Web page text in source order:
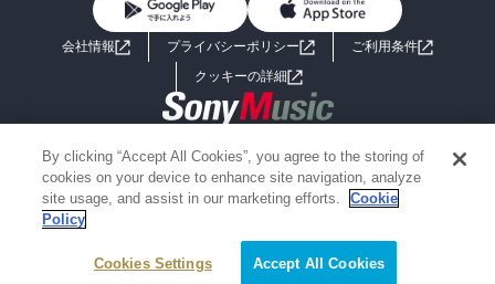
ライトノベル 男子向けラノベ
小説
海外小説
ミステリー SF
歴史・時代小説
グラビア写真集
よくあるご質問 お問い合わせ
会社情報 プライバシーポリシー
ご利用条件
クッキーの詳細
Copyright 2017 - 2026 Sony Music Entertainment(Japan) Inc.
Information on the site is for the Japan domestic market only
powered by
By clicking “Accept All Cookies”, you agree to the storing of
cookies on your device to enhance site navigation, analyze
site usage, and assist in our marketing efforts.
Cookie
Policy
Cookies Settings Accept All Cookies